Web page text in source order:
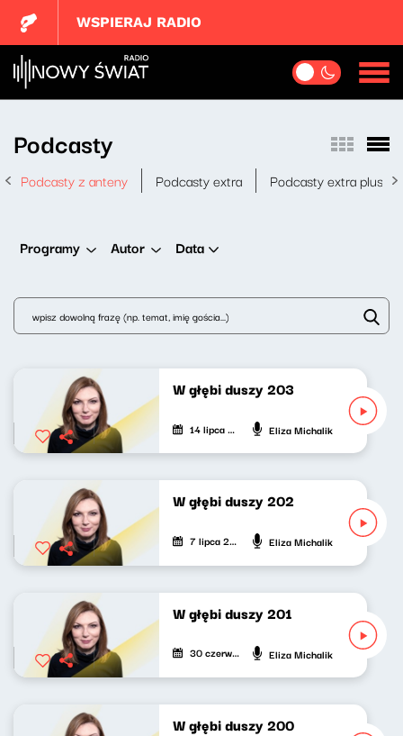
WSPIERAJ RADIO
Podcasty
Podcasty z anteny Podcasty extra Podcasty extra plus
Programy Autor Data
W głębi duszy 203
14 lipca 2024 Eliza Michalik
W głębi duszy 202
7 lipca 2024 Eliza Michalik
W głębi duszy 201
30 czerwca 2024 Eliza Michalik
W głębi duszy 200